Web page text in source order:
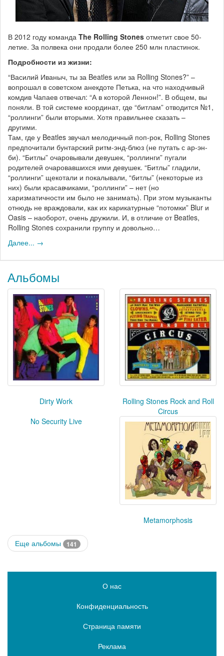
В 2012 году команда The Rolling Stones отметит свое 50-
летие. За полвека они продали более 250 млн пластинок.
Подробности из жизни:
“Василий Иваныч, ты за Beatles или за Rolling Stones?” –
вопрошал в советском анекдоте Петька, на что находчивый
комдив Чапаев отвечал: “А в которой Леннон!”. В общем, вы
поняли. В той системе координат, где “битлам” отводится №1,
“роллинги” были вторыми. Хотя правильнее сказать –
другими.
Там, где у Beatles звучал мелодичный поп-рок, Rolling Stones
предпочитали бунтарский ритм-энд-блюз (не путать с ар-эн-
би). “Битлы” очаровывали девушек, “роллинги” пугали
родителей очаровавшихся ими девушек. “Битлы” гладили,
“роллинги” щекотали и покалывали, “битлы” (некоторые из
них) были красавчиками, “роллинги” – нет (но
харизматичности им было не занимать). При этом музыканты
отнюдь не враждовали, как их карикатурные “потомки” Blur и
Oasis – наоборот, очень дружили. И, в отличие от Beatles,
Rolling Stones сохранили группу и довольно…
Далее... →
Альбомы
Dirty Work
Rolling Stones Rock and Roll
Circus
No Security Live
Metamorphosis
Еще альбомы 141
О нас
Конфиденциальность
Страница памяти
Реклама